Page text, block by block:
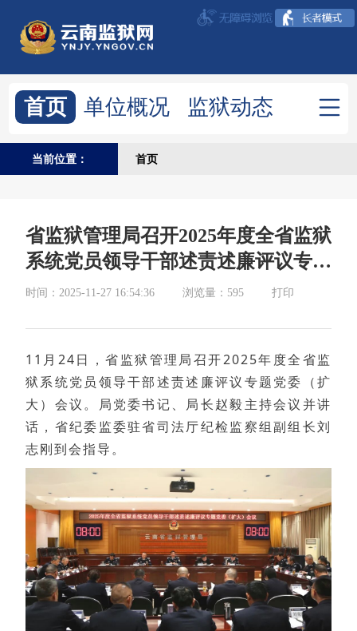
首页 单位概况
监狱动态
政府信息公开
综合资讯
建言献策
当前位置： 首页
省监狱管理局召开2025年度全省监狱
系统党员领导干部述责述廉评议专题
党委（扩大）会议
时间：2025-11-27 16:54:36 浏览量：595 打印
11月24日，省监狱管理局召开2025年度全省监
狱系统党员领导干部述责述廉评议专题党委（扩
大）会议。局党委书记、局长赵毅主持会议并讲
话，省纪委监委驻省司法厅纪检监察组副组长刘
志刚到会指导。